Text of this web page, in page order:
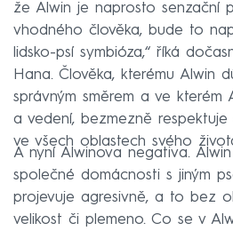
že Alwin je naprosto senzační
vhodného člověka, bude to
lidsko-psí symbióza,“ říká
Hana. Člověka, kterému Alwin
správným směrem a ve kterém
a vedení, bezmezně
ve všech oblastech svého
A nyní Alwinova negativa.
společné domácnosti s jiným
projevuje agresivně, a to bez
velikost či plemeno. Co se v